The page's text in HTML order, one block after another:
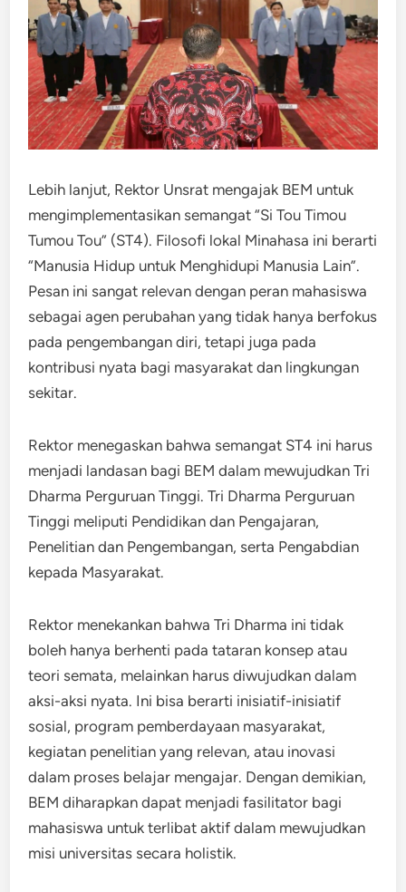
Lebih lanjut, Rektor Unsrat mengajak BEM untuk
mengimplementasikan semangat “Si Tou Timou
Tumou Tou” (ST4). Filosofi lokal Minahasa ini berarti
“Manusia Hidup untuk Menghidupi Manusia Lain”.
Pesan ini sangat relevan dengan peran mahasiswa
sebagai agen perubahan yang tidak hanya berfokus
pada pengembangan diri, tetapi juga pada
kontribusi nyata bagi masyarakat dan lingkungan
sekitar.
Rektor menegaskan bahwa semangat ST4 ini harus
menjadi landasan bagi BEM dalam mewujudkan Tri
Dharma Perguruan Tinggi. Tri Dharma Perguruan
Tinggi meliputi Pendidikan dan Pengajaran,
Penelitian dan Pengembangan, serta Pengabdian
kepada Masyarakat.
Rektor menekankan bahwa Tri Dharma ini tidak
boleh hanya berhenti pada tataran konsep atau
teori semata, melainkan harus diwujudkan dalam
aksi-aksi nyata. Ini bisa berarti inisiatif-inisiatif
sosial, program pemberdayaan masyarakat,
kegiatan penelitian yang relevan, atau inovasi
dalam proses belajar mengajar. Dengan demikian,
BEM diharapkan dapat menjadi fasilitator bagi
mahasiswa untuk terlibat aktif dalam mewujudkan
misi universitas secara holistik.